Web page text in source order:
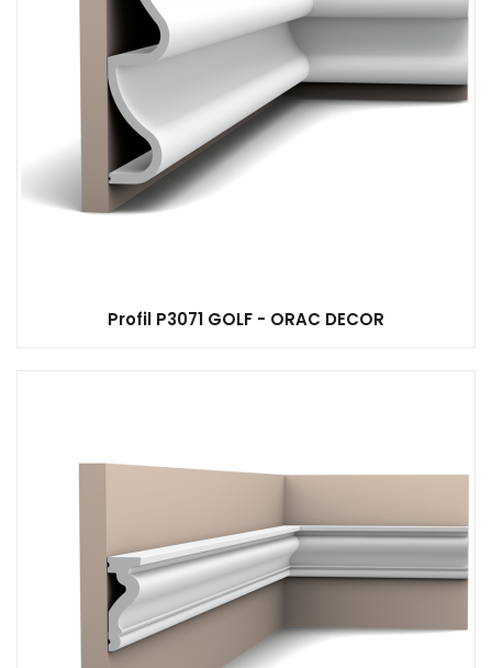
Profil P3071 GOLF - ORAC DECOR